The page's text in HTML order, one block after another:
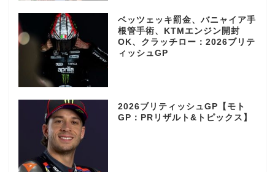
ベッツェッキ罰金、バニャイア手
根管手術、KTMエンジン開封
OK、クラッチロー：2026ブリテ
ィッシュGP
2026ブリティッシュGP【モト
GP：PRリザルト&トピックス】